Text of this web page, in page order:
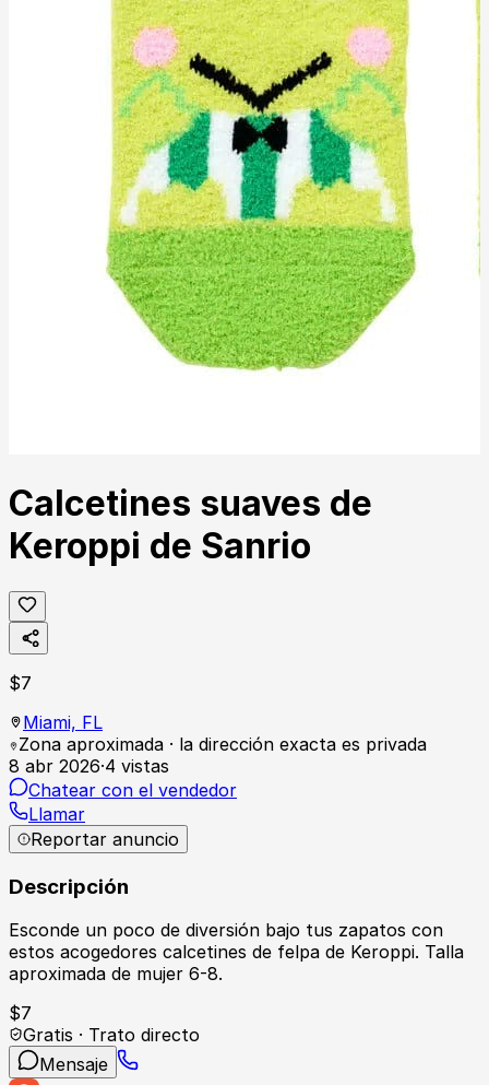
Calcetines suaves de
Keroppi de Sanrio
$7
Miami, FL
Zona aproximada · la dirección exacta es privada
8 abr 2026·4 vistas
Chatear con el vendedor
Llamar
Reportar anuncio
Descripción
Esconde un poco de diversión bajo tus zapatos con
estos acogedores calcetines de felpa de Keroppi. Talla
aproximada de mujer 6-8.
$7
Gratis · Trato directo
Mensaje